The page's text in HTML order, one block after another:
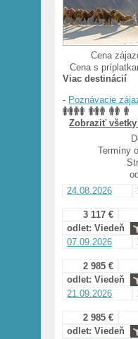
Cena
Cena s
Viac destinácií
- Poznávacie
Zobraziť
Termíny
24.08.2026
3 117 €
odlet: Viedeň
07.09.2026
2 985 €
odlet: Viedeň
21.09.2026
2 985 €
odlet: Viedeň